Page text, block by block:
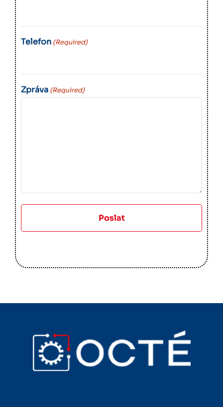
Telefon (Required)
Zpráva (Required)
Poslat